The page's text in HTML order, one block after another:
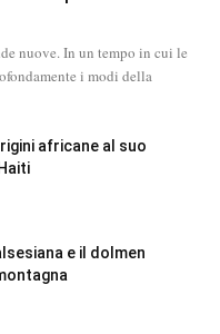
nuove. In un tempo in cui le
i modi della
africane al suo
e il dolmen